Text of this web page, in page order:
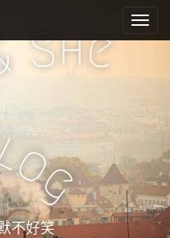
She
og
不好笑